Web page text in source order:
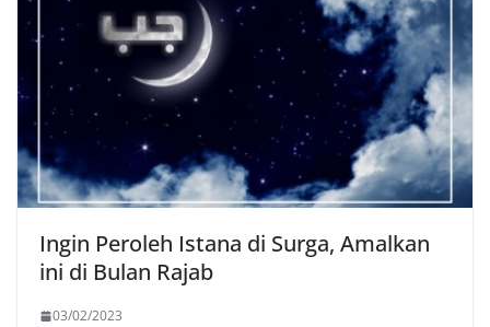
Ingin Peroleh Istana di Surga, Amalkan
ini di Bulan Rajab
03/02/2023